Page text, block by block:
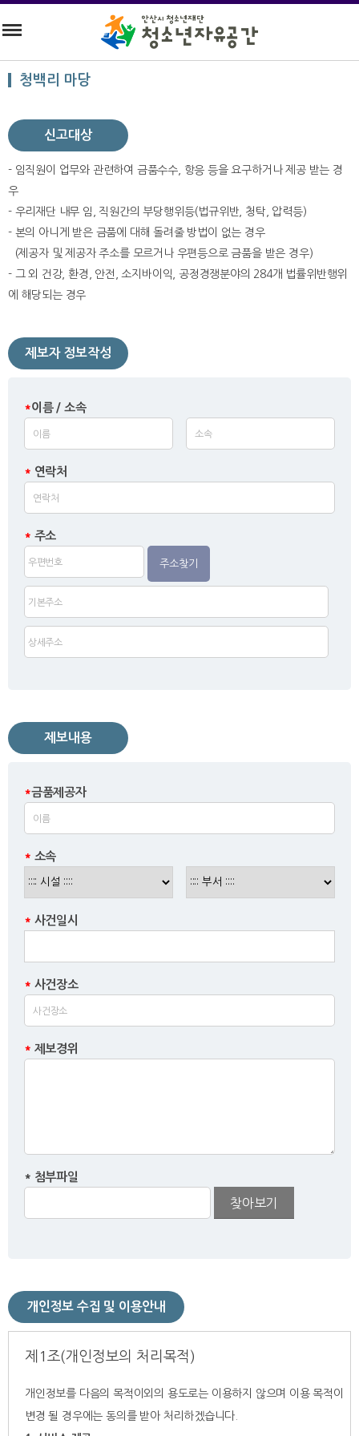
청백리 마당
신고대상
- 임직원이 업무와 관련하여 금품수수, 항응 등을 요구하거나 제공 받는 경
우
- 우리재단 내무 임, 직원간의 부당행위등(법규위반, 청탁, 압력등)
- 본의 아니게 받은 금품에 대해 돌려줄 방법이 없는 경우
(제공자 및 제공자 주소를 모르거나 우편등으로 금품을 받은 경우)
- 그 외 건강, 환경, 안전, 소지바이익, 공정경쟁분야의 284개 법률위반행위
에 해당되는 경우
제보자 정보작성
*이름 / 소속
* 연락처
* 주소
주소찾기
제보내용
*금품제공자
* 소속
* 사건일시
* 사건장소
* 제보경위
* 첨부파일
찾아보기
개인정보 수집 및 이용안내